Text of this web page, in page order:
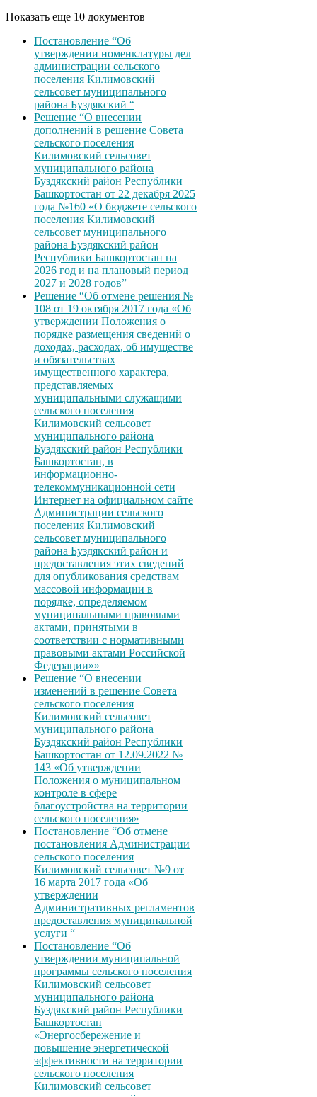
Показать еще 10 документов
Постановление “Об
утверждении номенклатуры дел
администрации сельского
поселения Килимовский
сельсовет муниципального
района Буздякский “
Решение “О внесении
дополнений в решение Совета
сельского поселения
Килимовский сельсовет
муниципального района
Буздякский район Республики
Башкортостан от 22 декабря 2025
года №160 «О бюджете сельского
поселения Килимовский
сельсовет муниципального
района Буздякский район
Республики Башкортостан на
2026 год и на плановый период
2027 и 2028 годов”
Решение “Об отмене решения №
108 от 19 октября 2017 года «Об
утверждении Положения о
порядке размещения сведений о
доходах, расходах, об имуществе
и обязательствах
имущественного характера,
представляемых
муниципальными служащими
сельского поселения
Килимовский сельсовет
муниципального района
Буздякский район Республики
Башкортостан, в
информационно-
телекоммуникационной сети
Интернет на официальном сайте
Администрации сельского
поселения Килимовский
сельсовет муниципального
района Буздякский район и
предоставления этих сведений
для опубликования средствам
массовой информации в
порядке, определяемом
муниципальными правовыми
актами, принятыми в
соответствии с нормативными
правовыми актами Российской
Федерации»»
Решение “О внесении
изменений в решение Совета
сельского поселения
Килимовский сельсовет
муниципального района
Буздякский район Республики
Башкортостан от 12.09.2022 №
143 «Об утверждении
Положения о муниципальном
контроле в сфере
благоустройства на территории
сельского поселения»
Постановление “Об отмене
постановления Администрации
сельского поселения
Килимовский сельсовет №9 от
16 марта 2017 года «Об
утверждении
Административных регламентов
предоставления муниципальной
услуги “
Постановление “Об
утверждении муниципальной
программы сельского поселения
Килимовский сельсовет
муниципального района
Буздякский район Республики
Башкортостан
«Энергосбережение и
повышение энергетической
эффективности на территории
сельского поселения
Килимовский сельсовет